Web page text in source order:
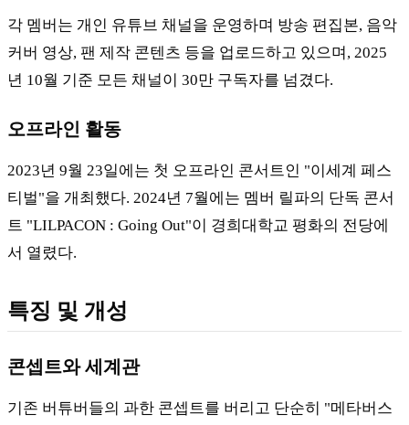
각 멤버는 개인 유튜브 채널을 운영하며 방송 편집본, 음악
커버 영상, 팬 제작 콘텐츠 등을 업로드하고 있으며, 2025
년 10월 기준 모든 채널이 30만 구독자를 넘겼다.
오프라인 활동
2023년 9월 23일에는 첫 오프라인 콘서트인 "이세계 페스
티벌"을 개최했다. 2024년 7월에는 멤버 릴파의 단독 콘서
트 "LILPACON : Going Out"이 경희대학교 평화의 전당에
서 열렸다.
특징 및 개성
콘셉트와 세계관
기존 버튜버들의 과한 콘셉트를 버리고 단순히 "메타버스